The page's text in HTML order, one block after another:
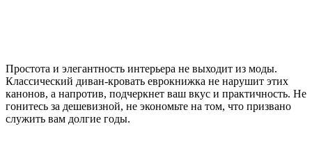
Простота и элегантность интерьера не выходит из моды.
Классический диван-кровать еврокнижка не нарушит этих
канонов, а напротив, подчеркнет ваш вкус и практичность. Не
гонитесь за дешевизной, не экономьте на том, что призвано
служить вам долгие годы.